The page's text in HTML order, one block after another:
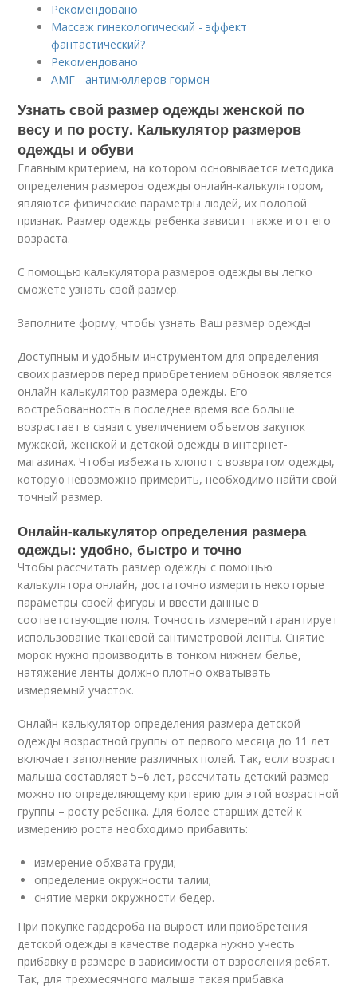
Рекомендовано
Массаж гинекологический - эффект
фантастический?
Рекомендовано
АМГ - антимюллеров гормон
Узнать свой размер одежды женской по
весу и по росту. Калькулятор размеров
одежды и обуви
Главным критерием, на котором основывается методика
определения размеров одежды онлайн-калькулятором,
являются физические параметры людей, их половой
признак. Размер одежды ребенка зависит также и от его
возраста.
С помощью калькулятора размеров одежды вы легко
сможете узнать свой размер.
Заполните форму, чтобы узнать Ваш размер одежды
Доступным и удобным инструментом для определения
своих размеров перед приобретением обновок является
онлайн-калькулятор размера одежды. Его
востребованность в последнее время все больше
возрастает в связи с увеличением объемов закупок
мужской, женской и детской одежды в интернет-
магазинах. Чтобы избежать хлопот с возвратом одежды,
которую невозможно примерить, необходимо найти свой
точный размер.
Онлайн-калькулятор определения размера
одежды: удобно, быстро и точно
Чтобы рассчитать размер одежды с помощью
калькулятора онлайн, достаточно измерить некоторые
параметры своей фигуры и ввести данные в
соответствующие поля. Точность измерений гарантирует
использование тканевой сантиметровой ленты. Снятие
морок нужно производить в тонком нижнем белье,
натяжение ленты должно плотно охватывать
измеряемый участок.
Онлайн-калькулятор определения размера детской
одежды возрастной группы от первого месяца до 11 лет
включает заполнение различных полей. Так, если возраст
малыша составляет 5–6 лет, рассчитать детский размер
можно по определяющему критерию для этой возрастной
группы – росту ребенка. Для более старших детей к
измерению роста необходимо прибавить:
измерение обхвата груди;
определение окружности талии;
снятие мерки окружности бедер.
При покупке гардероба на вырост или приобретения
детской одежды в качестве подарка нужно учесть
прибавку в размере в зависимости от взросления ребят.
Так, для трехмесячного малыша такая прибавка